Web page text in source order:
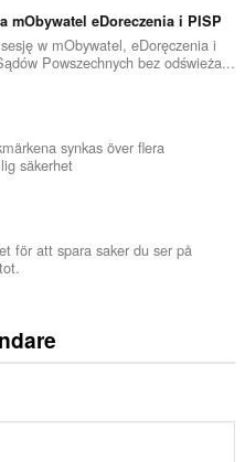
mObywatel eDoreczenia i PISP
w mObywatel, eDoręczenia i
Powszechnych bez odświeża...
synkas över flera
säkerhet
för att spara saker du ser på